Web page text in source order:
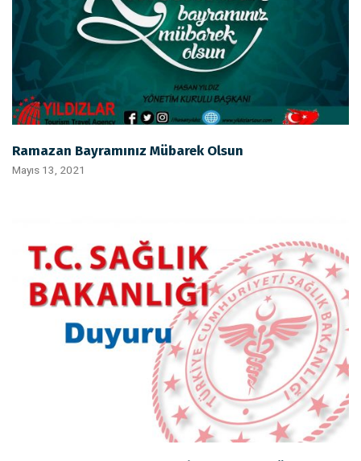
Ramazan Bayramınız Mübarek Olsun
Mayıs 13, 2021